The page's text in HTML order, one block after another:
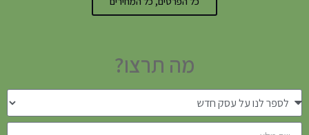
מה תרצו?